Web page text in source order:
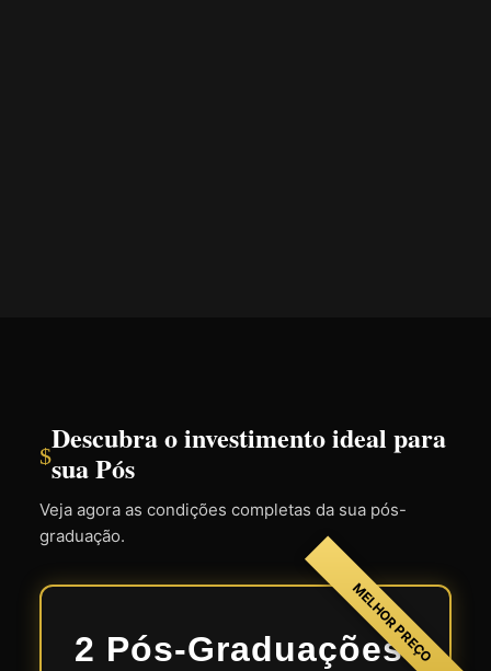
$Descubra o investimento ideal para
sua Pós
Veja agora as condições completas da sua pós-
graduação.
MELHOR PREÇO
2 Pós-Graduações